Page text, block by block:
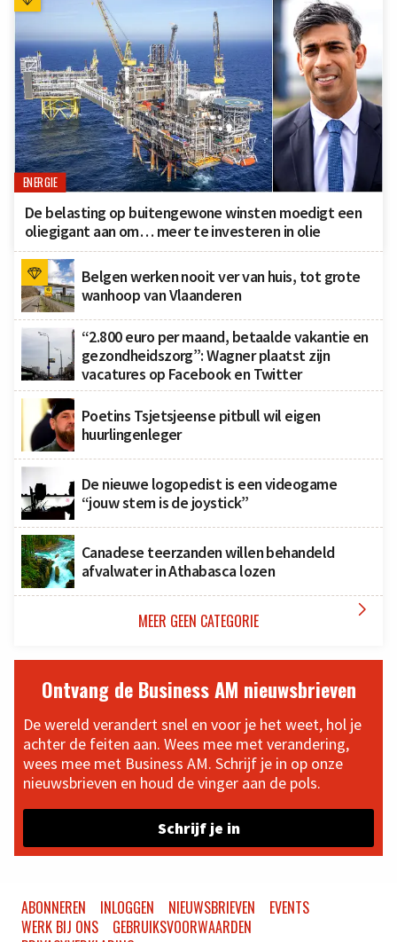
ENERGIE
De belasting op buitengewone winsten moedigt een
oliegigant aan om… meer te investeren in olie
Belgen werken nooit ver van huis, tot grote
wanhoop van Vlaanderen
“2.800 euro per maand, betaalde vakantie en
gezondheidszorg”: Wagner plaatst zijn
vacatures op Facebook en Twitter
Poetins Tsjetsjeense pitbull wil eigen
huurlingenleger
De nieuwe logopedist is een videogame
“jouw stem is de joystick”
Canadese teerzanden willen behandeld
afvalwater in Athabasca lozen
MEER GEEN CATEGORIE 
Ontvang de Business AM nieuwsbrieven
De wereld verandert snel en voor je het weet, hol je
achter de feiten aan. Wees mee met verandering,
wees mee met Business AM. Schrijf je in op onze
nieuwsbrieven en houd de vinger aan de pols.
Schrijf je in
ABONNEREN INLOGGEN NIEUWSBRIEVEN
EVENTS
WERK BIJ ONS
GEBRUIKSVOORWAARDEN